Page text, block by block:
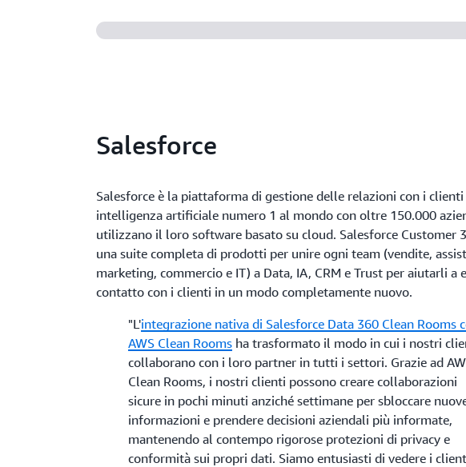
Salesforce
Salesforce è la piattaforma di gestione delle relazioni con i clienti
intelligenza artificiale numero 1 al mondo con oltre 150.000
utilizzano il loro software basato su cloud. Salesforce Customer
una suite completa di prodotti per unire ogni team (vendite,
marketing, commercio e IT) a Data, IA, CRM e Trust per aiutarli a
contatto con i clienti in un modo completamente nuovo.
"L'integrazione nativa di Salesforce Data 360 Clean Rooms
AWS Clean Rooms ha trasformato il modo in cui i nostri
collaborano con i loro partner in tutti i settori. Grazie ad
Clean Rooms, i nostri clienti possono creare collaborazioni
sicure in pochi minuti anziché settimane per sbloccare
informazioni e prendere decisioni aziendali più informate,
mantenendo al contempo rigorose protezioni di privacy e
conformità sui propri dati. Siamo entusiasti di vedere i